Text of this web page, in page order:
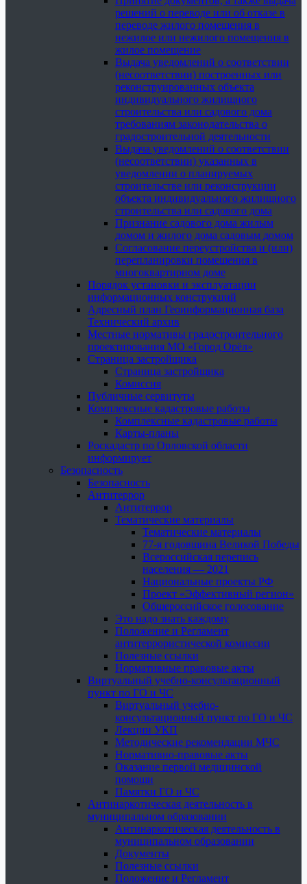
решений о переводе или об отказе в
переводе жилого помещения в
нежилое или нежилого помещения в
жилое помещение
Выдача уведомлений о соответствии
(несоответствии) построенных или
реконструированных объекта
индивидуального жилищного
строительства или садового дома
требованиям законодательства о
градостроительной деятельности
Выдача уведомлений о соответствии
(несоответствии) указанных в
уведомлении о планируемых
строительстве или реконструкции
объекта индивидуального жилищного
строительства или садового дома
Признание садового дома жилым
домом и жилого дома садовым домом
Согласование переустройства и (или)
перепланировки помещения в
многоквартирном доме
Порядок установки и эксплуатации
информационных конструкций
Адресный план Геоинформационная база
Технический архив
Местные нормативы градостроительного
проектирования МО «Город Орёл»
Страница застройщика
Страница застройщика
Комиссия
Публичные сервитуты
Комплексные кадастровые работы
Комплексные кадастровые работы
Карты-планы
Роскадастр по Орловской области
информирует
Безопасность
Безопасность
Антитеррор
Антитеррор
Тематические материалы
Тематические материалы
77-я годовщина Великой Победы
Всероссийская перепись
населения — 2021
Национальные проекты РФ
Проект «Эффективный регион»
Общероссийское голосование
Это надо знать каждому
Положение и Регламент
антитеррористической комиссии
Полезные ссылки
Нормативные правовые акты
Виртуальный учебно-консультационный
пункт по ГО и ЧС
Виртуальный учебно-
консультационный пункт по ГО и ЧС
Лекции УКП
Методические рекомендации МЧС
Нормативно-правовые акты
Оказание первой медицинской
помощи
Памятки ГО и ЧС
Антинаркотическая деятельность в
муниципальном образовании
Антинаркотическая деятельность в
муниципальном образовании
Документы
Полезные ссылки
Положение и Регламент